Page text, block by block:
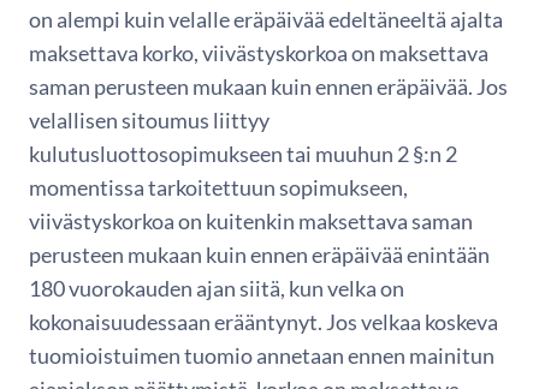
on alempi kuin velalle eräpäivää edeltäneeltä ajalta
maksettava korko, viivästyskorkoa on maksettava
saman perusteen mukaan kuin ennen eräpäivää. Jos
velallisen sitoumus liittyy
kulutusluottosopimukseen tai muuhun 2 §:n 2
momentissa tarkoitettuun sopimukseen,
viivästyskorkoa on kuitenkin maksettava saman
perusteen mukaan kuin ennen eräpäivää enintään
180 vuorokauden ajan siitä, kun velka on
kokonaisuudessaan erääntynyt. Jos velkaa koskeva
tuomioistuimen tuomio annetaan ennen mainitun